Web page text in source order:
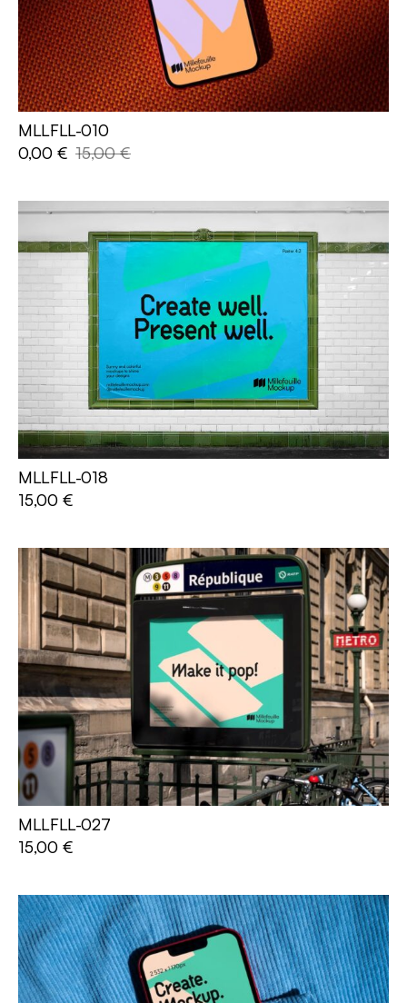
AJOUTER AU PANIER
MLLFLL-010
0,00 € 15,00€
AJOUTER AU PANIER
MLLFLL-018
15,00 €
AJOUTER AU PANIER
MLLFLL-027
15,00 €